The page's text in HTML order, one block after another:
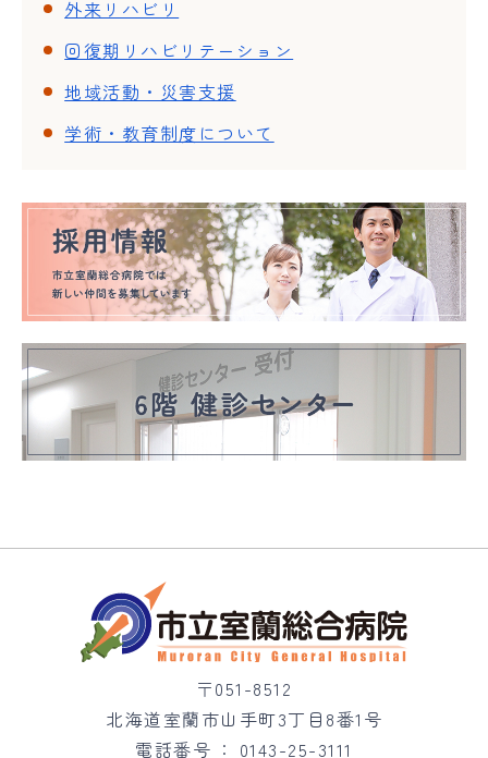
外来リハビリ
回復期リハビリテーション
地域活動・災害支援
学術・教育制度について
〒051-8512
北海道室蘭市山手町3丁目8番1号
電話番号
0143-25-3111